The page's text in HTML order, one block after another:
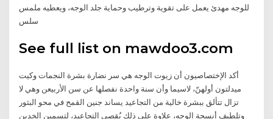
للوجه مهدئ يعمل على تقوية وترطيب وحماية جلد الوجه، ويعطيه ملمس
See full list on mawdoo3.com
أكد الإختصاصيون أن زيوت الوجه هي سر نضارة بشرة النجمات وكيت
ميدلتون أولهنّ، لاسيما وأن سنة واحدة نفصلها عن سن الأربيعن وهي لا
تزال تتألق ببشرة خالية من التجاعيد يساند جنين القمح في محو البثور
وتلطيف أنسجة الوجه، علاوة على ذلك يُقصي التجاعيد، لتسمين الخدين